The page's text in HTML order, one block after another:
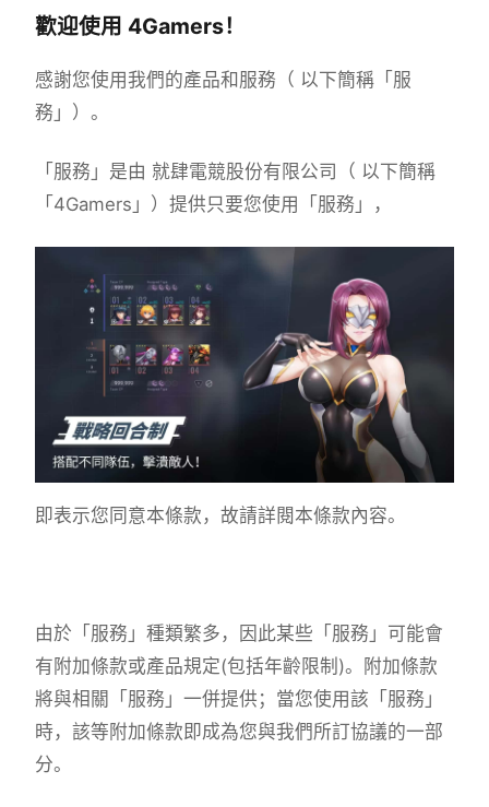
歡迎使用 4Gamers！
感謝您使用我們的產品和服務（ 以下簡稱「服
務」）。
「服務」是由 就肆電競股份有限公司（ 以下簡稱
「4Gamers」）提供只要您使用「服務」，
即表示您同意本條款，故請詳閱本條款內容。
由於「服務」種類繁多，因此某些「服務」可能會
有附加條款或產品規定(包括年齡限制)。附加條款
將與相關「服務」一併提供；當您使用該「服務」
時，該等附加條款即成為您與我們所訂協議的一部
分。